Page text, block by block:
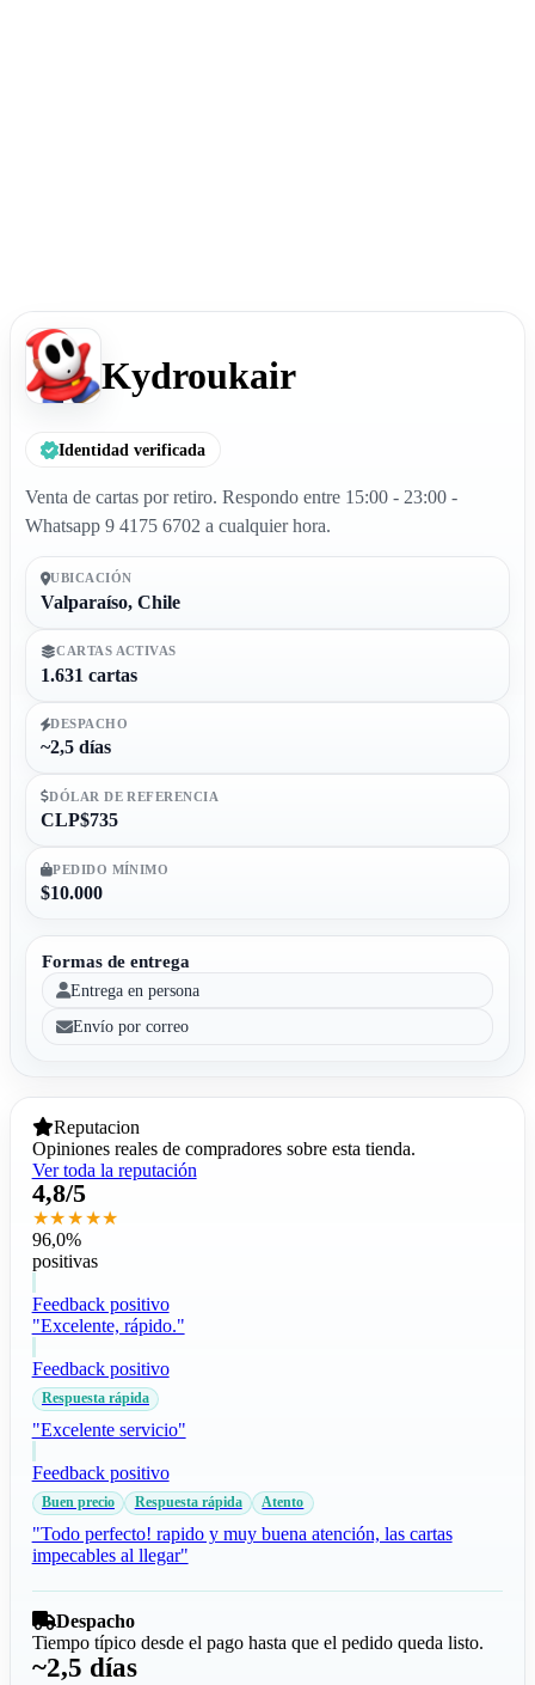
Kydroukair
Identidad verificada
Venta de cartas por retiro. Respondo entre 15:00 - 23:00 -
Whatsapp 9 4175 6702 a cualquier hora.
UBICACIÓN
Valparaíso, Chile
CARTAS ACTIVAS
1.631 cartas
DESPACHO
~2,5 días
DÓLAR DE REFERENCIA
CLP$735
PEDIDO MÍNIMO
$10.000
Formas de entrega
Entrega en persona
Envío por correo
Reputacion
Opiniones reales de compradores sobre esta tienda.
Ver toda la reputación
4,8/5
★★★★★
96,0%
positivas
Feedback positivo
"Excelente, rápido."
Feedback positivo
Respuesta rápida
"Excelente servicio"
Feedback positivo
Buen precio Respuesta rápida Atento
"Todo perfecto! rapido y muy buena atención, las cartas
impecables al llegar"
Despacho
Tiempo típico desde el pago hasta que el pedido queda listo.
~2,5 días